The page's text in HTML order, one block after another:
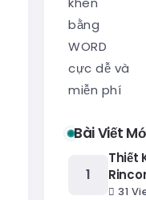
Bài Viết
Thiết
31